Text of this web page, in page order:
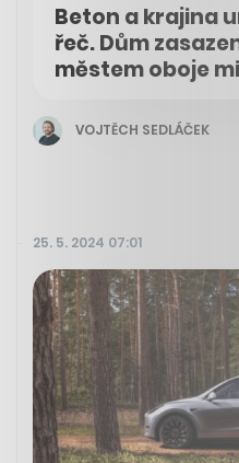
Beton a krajina
řeč. Dům
městem oboje
VOJTĚCH SEDLÁČEK
25. 5. 2024 07:01